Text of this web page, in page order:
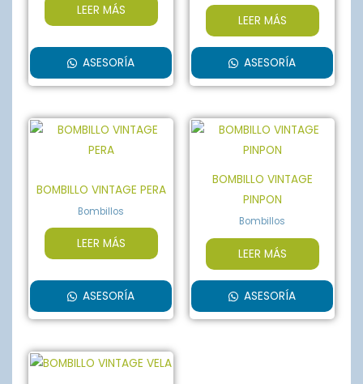
LEER MÁS
ASESORÍA
LEER MÁS
ASESORÍA
BOMBILLO VINTAGE PERA
Bombillos
LEER MÁS
ASESORÍA
BOMBILLO VINTAGE
PINPON
Bombillos
LEER MÁS
ASESORÍA